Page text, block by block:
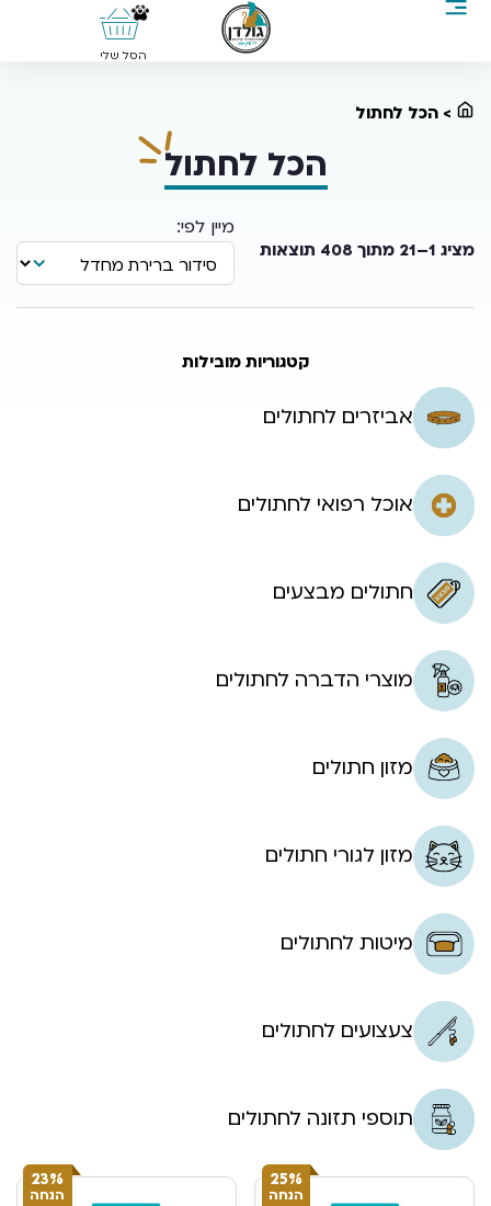
0
הסל שלי
> הכל לחתול
הכל לחתול
מציג 1–21 מתוך 408 תוצאות
קטגוריות מובילות
אביזרים לחתולים
אוכל רפואי לחתולים
חתולים מבצעים
מוצרי הדברה לחתולים
מזון חתולים
מזון לגורי חתולים
מיטות לחתולים
צעצועים לחתולים
תוספי תזונה לחתולים
25%
הנחה
23%
הנחה